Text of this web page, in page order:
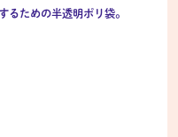
るための半透明ポリ袋。